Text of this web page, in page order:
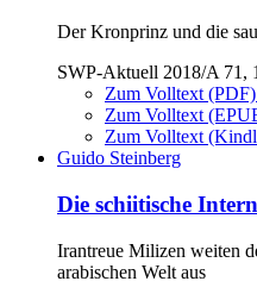
Der Kronprinz und die
SWP-Aktuell 2018/A 71,
Zum Volltext
Zum Volltext
Zum Volltext
Guido Steinberg
Die schiitische
Irantreue Milizen weiten
arabischen Welt aus